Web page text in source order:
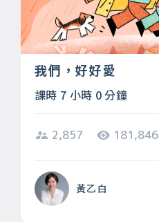
我們，好好愛
課時 7 小時 0 分鐘
2,857 181,846
黃乙白